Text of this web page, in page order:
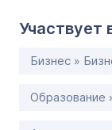
Участвует
Бизнес »
Образование